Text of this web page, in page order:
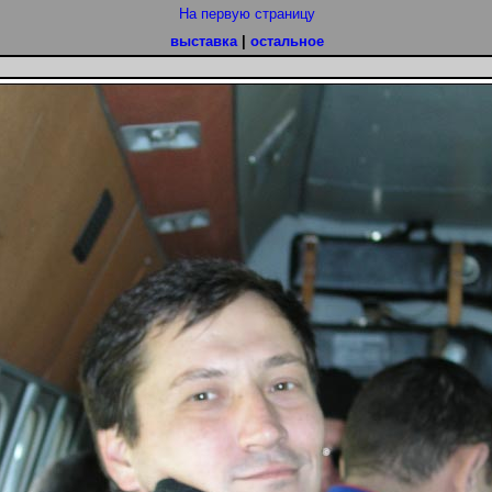
На первую страницу
выставка| остальное